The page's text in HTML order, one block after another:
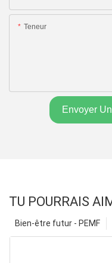
Teneur
Envoyer
TU POURRAIS
Bien-être futur - PEMF